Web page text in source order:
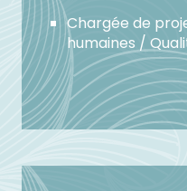
Chargée de
humaines /